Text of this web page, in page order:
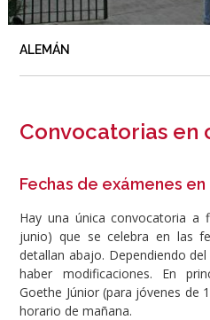
Convocatorias en
Fechas de exámenes en
Hay una única convocatoria a
junio) que se celebra en las
detallan abajo. Dependiendo
haber modificaciones. En
Goethe Júnior (para jóvenes de
horario de mañana.
ALEMÁN